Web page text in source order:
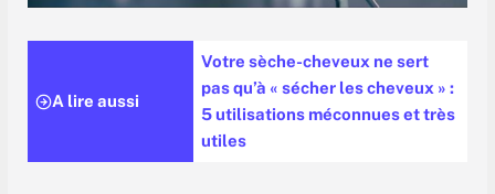
A lire aussi
Votre sèche-cheveux ne sert
pas qu’à « sécher les cheveux » :
5 utilisations méconnues et très
utiles